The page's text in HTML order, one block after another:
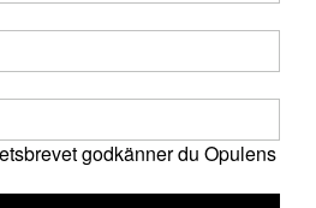
godkänner du Opulens